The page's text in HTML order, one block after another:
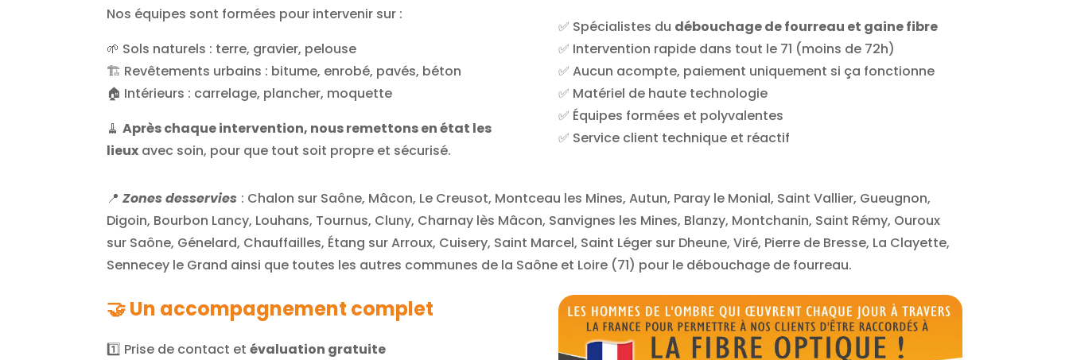
Nos équipes sont formées pour intervenir sur :
🌱 Sols naturels : terre, gravier, pelouse
🏗️ Revêtements urbains : bitume, enrobé, pavés, béton
🏠 Intérieurs : carrelage, plancher, moquette
🧹Après chaque intervention, nous remettons en état les
lieux avec soin, pour que tout soit propre et sécurisé.
✅ Spécialistes du débouchage de fourreau et gaine fibre
✅ Intervention rapide dans tout le 71 (moins de 72h)
✅ Aucun acompte, paiement uniquement si ça fonctionne
✅ Matériel de haute technologie
✅ Équipes formées et polyvalentes
✅ Service client technique et réactif
📍Zones desservies : Chalon sur Saône, Mâcon, Le Creusot, Montceau les Mines, Autun, Paray le Monial, Saint Vallier, Gueugnon,
Digoin, Bourbon Lancy, Louhans, Tournus, Cluny, Charnay lès Mâcon, Sanvignes les Mines, Blanzy, Montchanin, Saint Rémy, Ouroux
sur Saône, Génelard, Chauffailles, Étang sur Arroux, Cuisery, Saint Marcel, Saint Léger sur Dheune, Viré, Pierre de Bresse, La Clayette,
Sennecey le Grand ainsi que toutes les autres communes de la Saône et Loire (71) pour le débouchage de fourreau.
🤝 Un accompagnement complet
1️⃣ Prise de contact etévaluation gratuite